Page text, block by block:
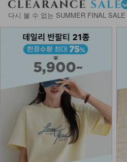
KOA-T-15/심플끈나시
12,900 7,900 39%
KOA-T-26/스퀘어 스판나시
13,900 9,900
KOA-T-11/잔느롱나시
12,900 8,280 36%
다시 볼 수 없는 SUMMER FINAL SALE